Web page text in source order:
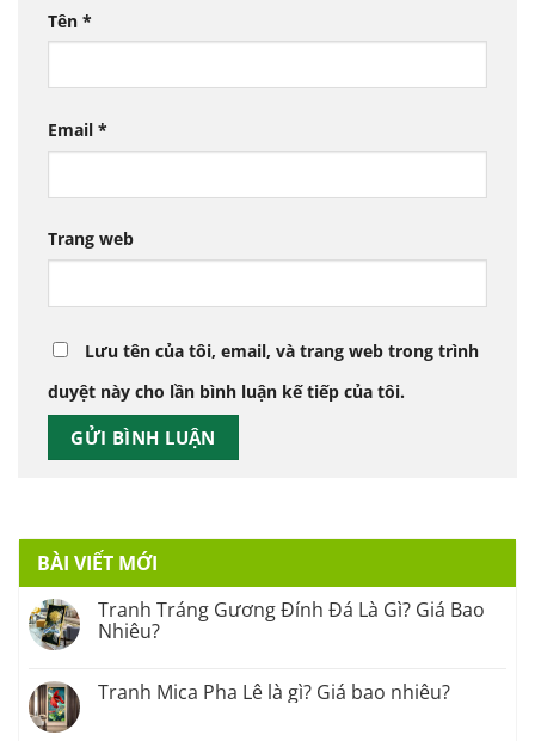
Tên *
Email *
Trang web
Lưu tên của tôi, email, và trang web trong trình
duyệt này cho lần bình luận kế tiếp của tôi.
BÀI VIẾT MỚI
Tranh Tráng Gương Đính Đá Là Gì? Giá Bao
Nhiêu?
Tranh Mica Pha Lê là gì? Giá bao nhiêu?